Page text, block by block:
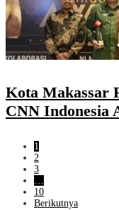
Kota Makassar
CNN Indonesia
1
2
3
…
10
Berikutnya